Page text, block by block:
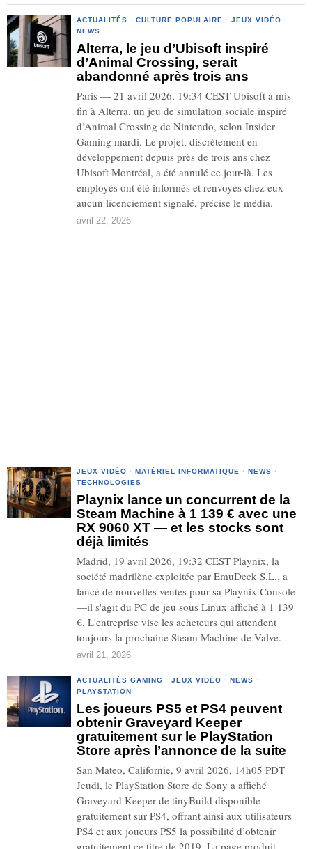
ACTUALITÉS · CULTURE POPULAIRE · JEUX VIDÉO ·
NEWS
Alterra, le jeu d’Ubisoft inspiré
d’Animal Crossing, serait
abandonné après trois ans
Paris — 21 avril 2026, 19:34 CEST Ubisoft a mis
fin à Alterra, un jeu de simulation sociale inspiré
d’Animal Crossing de Nintendo, selon Insider
Gaming mardi. Le projet, discrètement en
développement depuis près de trois ans chez
Ubisoft Montréal, a été annulé ce jour-là. Les
employés ont été informés et renvoyés chez eux—
aucun licenciement signalé, précise le média.
avril 22, 2026
JEUX VIDÉO · MATÉRIEL INFORMATIQUE · NEWS ·
TECHNOLOGIES
Playnix lance un concurrent de la
Steam Machine à 1 139 € avec une
RX 9060 XT — et les stocks sont
déjà limités
Madrid, 19 avril 2026, 19:32 CEST Playnix, la
société madrilène exploitée par EmuDeck S.L., a
lancé de nouvelles ventes pour sa Playnix Console
—il s'agit du PC de jeu sous Linux affiché à 1 139
€. L'entreprise vise les acheteurs qui attendent
toujours la prochaine Steam Machine de Valve.
avril 21, 2026
ACTUALITÉS GAMING · JEUX VIDÉO · NEWS ·
PLAYSTATION
Les joueurs PS5 et PS4 peuvent
obtenir Graveyard Keeper
gratuitement sur le PlayStation
Store après l’annonce de la suite
San Mateo, Californie, 9 avril 2026, 14h05 PDT
Jeudi, le PlayStation Store de Sony a affiché
Graveyard Keeper de tinyBuild disponible
gratuitement sur PS4, offrant ainsi aux utilisateurs
PS4 et aux joueurs PS5 la possibilité d’obtenir
gratuitement ce titre de 2019. La page produit